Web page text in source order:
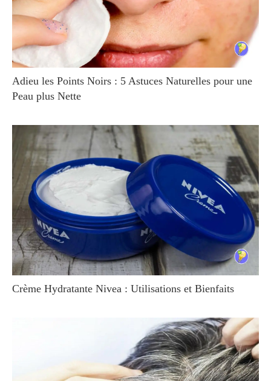
Adieu les Points Noirs : 5 Astuces Naturelles pour une
Peau plus Nette
Crème Hydratante Nivea : Utilisations et Bienfaits